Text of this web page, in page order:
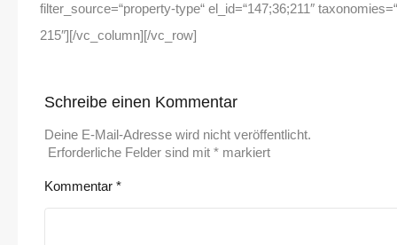
filter_source=“property-type“ el_id=“147;36;211″
215″][/vc_column][/vc_row]
Schreibe einen Kommentar
Deine E-Mail-Adresse wird nicht veröffentlicht.
Erforderliche Felder sind mit * markiert
Kommentar *
Alternative: